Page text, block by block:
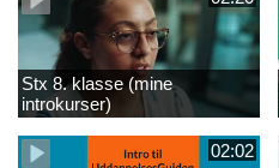
Stx 8. klasse (mine
introkurser)
02:02